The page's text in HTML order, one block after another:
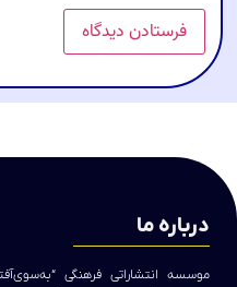
درباره ما
موسسه انتشاراتی فرهنگی